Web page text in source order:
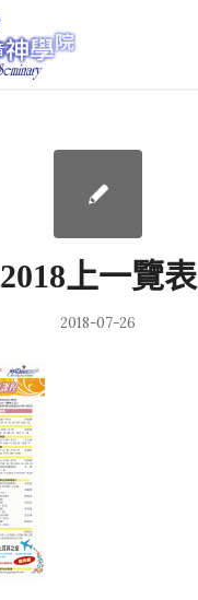
2018上一覽表
2018-07-26